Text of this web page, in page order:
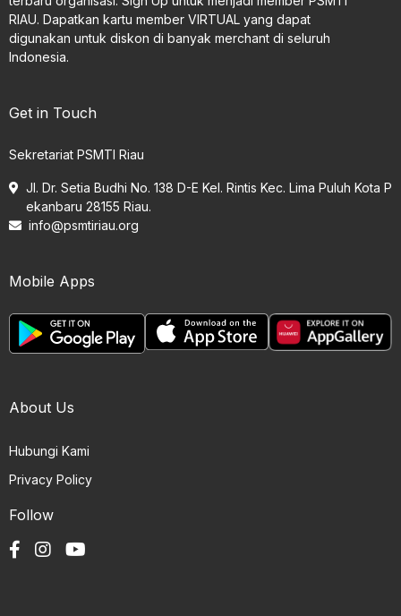
RIAU. Dapatkan kartu member VIRTUAL yang dapat
digunakan untuk diskon di banyak merchant di seluruh
Indonesia.
Get in Touch
Sekretariat PSMTI Riau
Jl. Dr. Setia Budhi No. 138 D-E Kel. Rintis Kec. Lima Puluh Kota P
ekanbaru 28155 Riau.
info@psmtiriau.org
Mobile Apps
About Us
Hubungi Kami
Privacy Policy
Follow